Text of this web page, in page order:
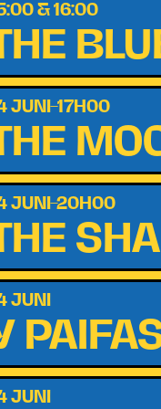
& 16:00
JUNI–17H00
JUNI–20H00
JUNI
JUNI